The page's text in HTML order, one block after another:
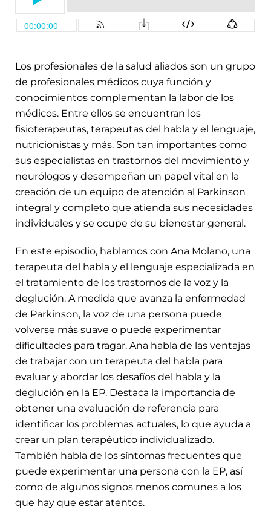
Los profesionales de la salud aliados son un grupo
de profesionales médicos cuya función y
conocimientos complementan la labor de los
médicos. Entre ellos se encuentran los
fisioterapeutas, terapeutas del habla y el lenguaje,
nutricionistas y más. Son tan importantes como
sus especialistas en trastornos del movimiento y
neurólogos y desempeñan un papel vital en la
creación de un equipo de atención al Parkinson
integral y completo que atienda sus necesidades
individuales y se ocupe de su bienestar general.
En este episodio, hablamos con Ana Molano, una
terapeuta del habla y el lenguaje especializada en
el tratamiento de los trastornos de la voz y la
deglución. A medida que avanza la enfermedad
de Parkinson, la voz de una persona puede
volverse más suave o puede experimentar
dificultades para tragar. Ana habla de las ventajas
de trabajar con un terapeuta del habla para
evaluar y abordar los desafíos del habla y la
deglución en la EP. Destaca la importancia de
obtener una evaluación de referencia para
identificar los problemas actuales, lo que ayuda a
crear un plan terapéutico individualizado.
También habla de los síntomas frecuentes que
puede experimentar una persona con la EP, así
como de algunos signos menos comunes a los
que hay que estar atentos.